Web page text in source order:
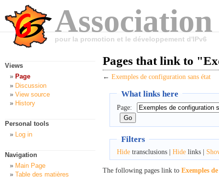
pour la promotion et le développement d'IPv6
Pages that link to
← Exemples de configuration sans état
What links here
Page:
Filters
Hidetransclusions | Hidelinks |
The following pages link to Exemples
Views
Page
Discussion
View source
History
Personal tools
Log in
Navigation
Main Page
Table des matières